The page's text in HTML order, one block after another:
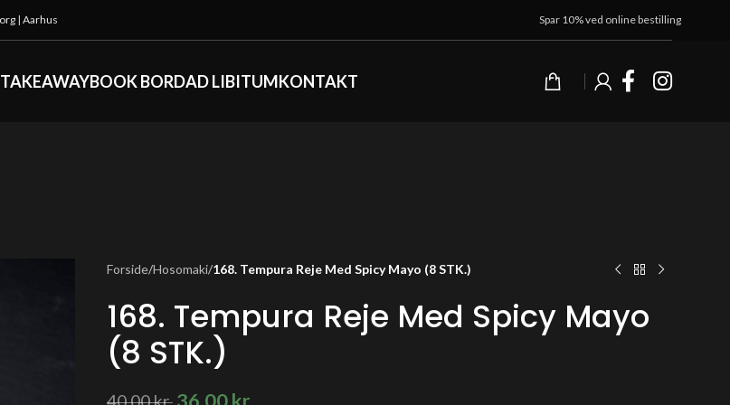
| Aarhus Spar 10% ved online bestilling
TAKEAWAYBOOK BORDAD LIBITUMKONTAKT
Forside/Hosomaki/168. Tempura Reje Med Spicy Mayo (8 STK.)
168. Tempura Reje Med Spicy Mayo
(8 STK.)